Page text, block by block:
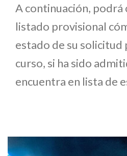
A continuación, podrá
listado provisional
estado de su solicitud
curso, si ha sido
encuentra en lista de